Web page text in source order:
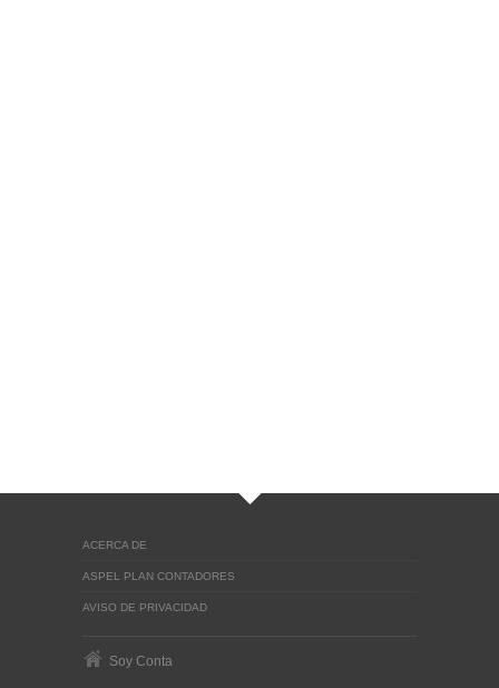
ACERCA DE
ASPEL PLAN CONTADORES
AVISO DE PRIVACIDAD
Soy Conta